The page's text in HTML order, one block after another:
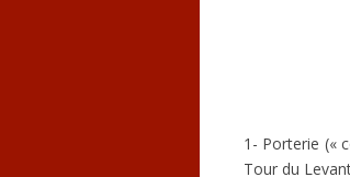
1- Porterie («
Tour du